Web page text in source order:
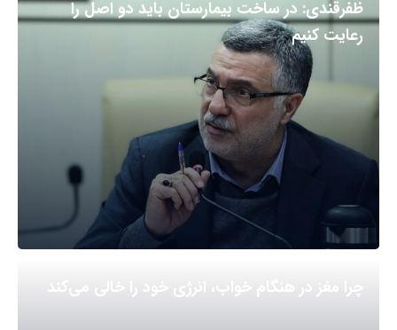
ظفرقندی: در ساخت بیمارستان باید دو اصل را
رعایت کنیم
چرا مغز در هنگام خواب، انرژی خود را خالی می‌کند